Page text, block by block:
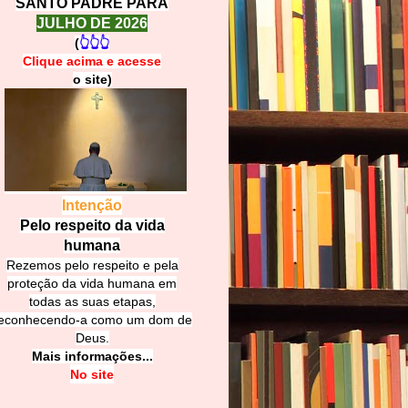
SANTO PADRE PARA
JULHO DE 2026
(👆👆👆
Clique acima e acesse
o site)
Intenção
Pelo respeito da vida
humana
Rezemos pelo respeito e pela
proteção da vida humana em
todas as suas etapas,
a como um dom de
Deus.
Mais informações...
No site